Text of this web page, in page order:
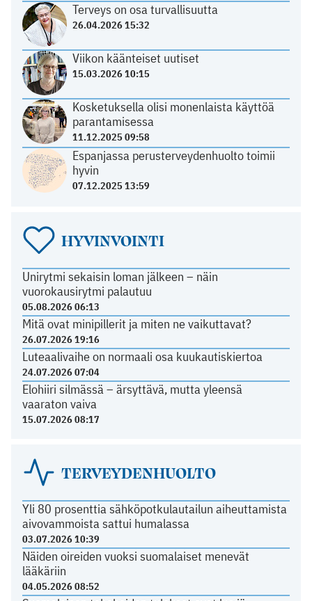
Terveys on osa turvallisuutta
26.04.2026 15:32
Viikon käänteiset uutiset
15.03.2026 10:15
Kosketuksella olisi monenlaista käyttöä
parantamisessa
11.12.2025 09:58
Espanjassa perusterveydenhuolto toimii
hyvin
07.12.2025 13:59
HYVINVOINTI
Unirytmi sekaisin loman jälkeen – näin
vuorokausirytmi palautuu
05.08.2026 06:13
Mitä ovat minipillerit ja miten ne vaikuttavat?
26.07.2026 19:16
Luteaalivaihe on normaali osa kuukautiskiertoa
24.07.2026 07:04
Elohiiri silmässä – ärsyttävä, mutta yleensä
vaaraton vaiva
15.07.2026 08:17
TERVEYDENHUOLTO
Yli 80 prosenttia sähköpotkulautailun aiheuttamista
aivovammoista sattui humalassa
03.07.2026 10:39
Näiden oireiden vuoksi suomalaiset menevät
lääkäriin
04.05.2026 08:52